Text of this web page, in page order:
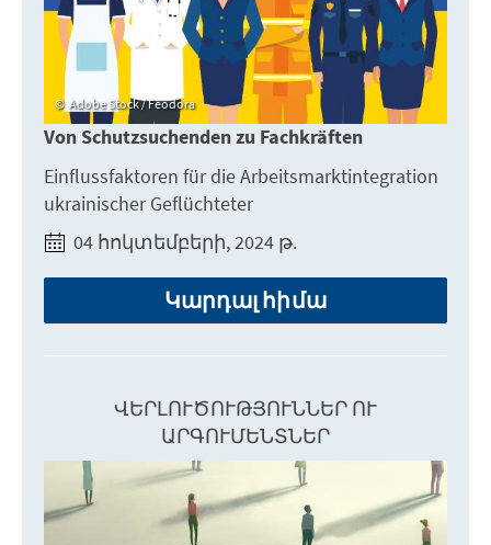
Adobe Stock / Feodora
Von Schutzsuchenden zu Fachkräften
Einflussfaktoren für die Arbeitsmarktintegration
ukrainischer Geflüchteter
04 հոկտեմբերի, 2024 թ.
Կարդալ հիմա
ՎԵՐԼՈՒԾՈՒԹՅՈՒՆՆԵՐ ՈՒ
ԱՐԳՈՒՄԵՆՏՆԵՐ